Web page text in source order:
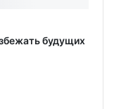
будущих